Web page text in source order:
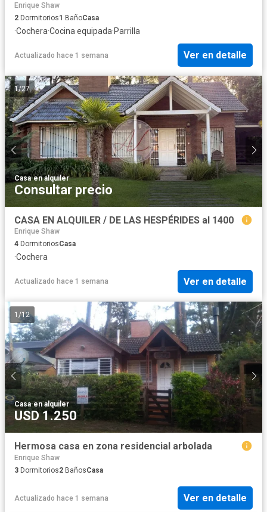
Enrique Shaw
2 Dormitorios1 BañoCasa
·Cochera·Cocina equipada·Parrilla
Actualizado hace 1 semana Ver en detalle
1/27
Casa·en alquiler
Consultar precio
CASA EN ALQUILER / DE LAS HESPÉRIDES al 1400
Enrique Shaw
4 DormitoriosCasa
·Cochera
Actualizado hace 1 semana Ver en detalle
1 /12
Casa·en alquiler
USD 1.250
Hermosa casa en zona residencial arbolada
Enrique Shaw
3 Dormitorios2 BañosCasa
Actualizado hace 1 semana Ver en detalle